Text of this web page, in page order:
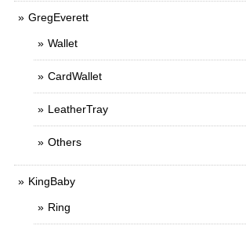
GregEverett
Wallet
CardWallet
LeatherTray
Others
KingBaby
Ring